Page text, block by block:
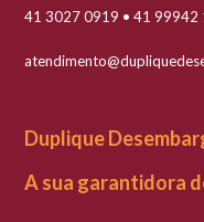
41 3027 0919 • 41
Duplique
A sua garantidora